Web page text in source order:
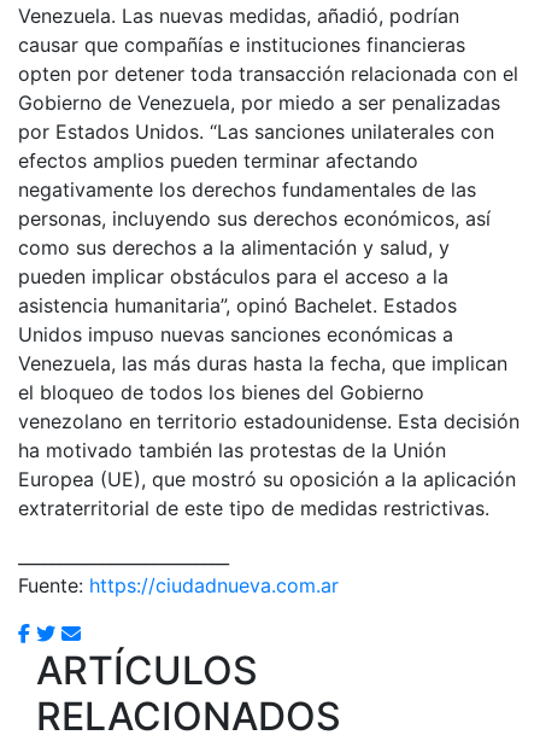
Venezuela. Las nuevas medidas, añadió, podrían
causar que compañías e instituciones financieras
opten por detener toda transacción relacionada con el
Gobierno de Venezuela, por miedo a ser penalizadas
por Estados Unidos. “Las sanciones unilaterales con
efectos amplios pueden terminar afectando
negativamente los derechos fundamentales de las
personas, incluyendo sus derechos económicos, así
como sus derechos a la alimentación y salud, y
pueden implicar obstáculos para el acceso a la
asistencia humanitaria”, opinó Bachelet. Estados
Unidos impuso nuevas sanciones económicas a
Venezuela, las más duras hasta la fecha, que implican
el bloqueo de todos los bienes del Gobierno
venezolano en territorio estadounidense. Esta decisión
ha motivado también las protestas de la Unión
Europea (UE), que mostró su oposición a la aplicación
extraterritorial de este tipo de medidas restrictivas.
Fuente: https://ciudadnueva.com.ar
ARTÍCULOS
RELACIONADOS